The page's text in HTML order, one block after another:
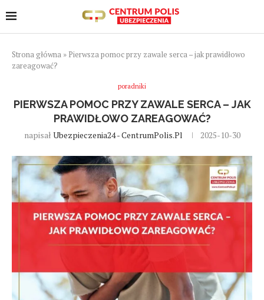
Strona główna » Pierwsza pomoc przy zawale serca – jak prawidłowo
zareagować?
poradniki
PIERWSZA POMOC PRZY ZAWALE SERCA – JAK
PRAWIDŁOWO ZAREAGOWAĆ?
napisał Ubezpieczenia24 - CentrumPolis.pl 2025-10-30